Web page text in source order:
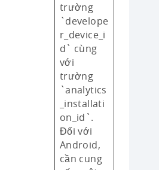
trường
`develope
r_device_i
d` cùng
với
trường
`analytics
_installati
on_id`.
Đối với
Android,
cần cung